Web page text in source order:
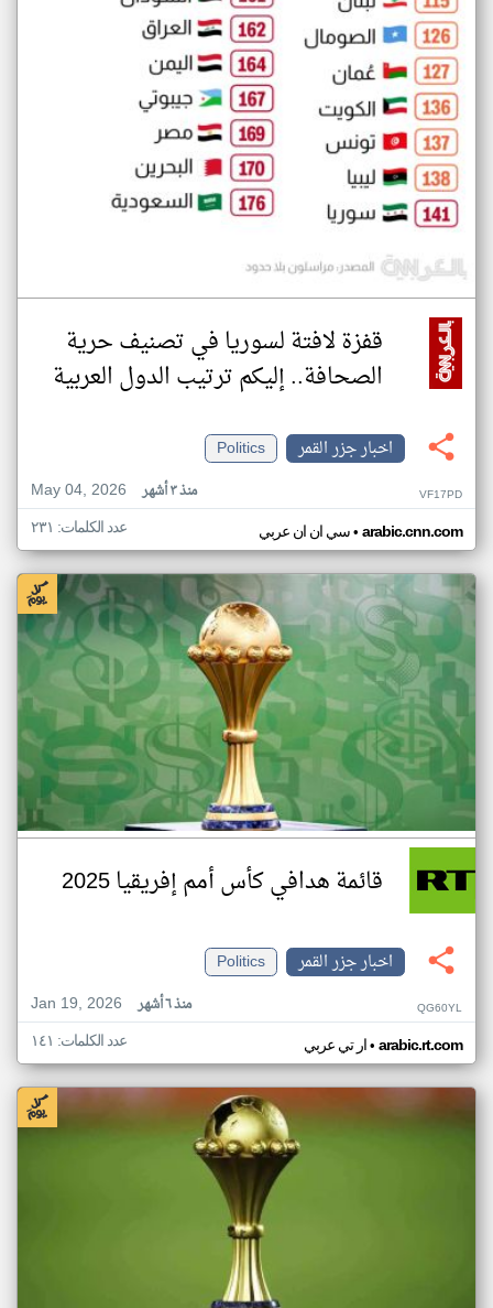
قفزة لافتة لسوريا في تصنيف حرية
الصحافة.. إليكم ترتيب الدول العربية
اخبار جزر القمر
Politics
May 04, 2026
منذ ٣ أشهر VF17PD
سي ان ان عربي• arabic.cnn.com عدد الكلمات: ٢٣١
قائمة هدافي كأس أمم إفريقيا 2025
اخبار جزر القمر
Politics
Jan 19, 2026
منذ ٦ أشهر QG60YL
ار تي عربي• arabic.rt.com عدد الكلمات: ١٤١